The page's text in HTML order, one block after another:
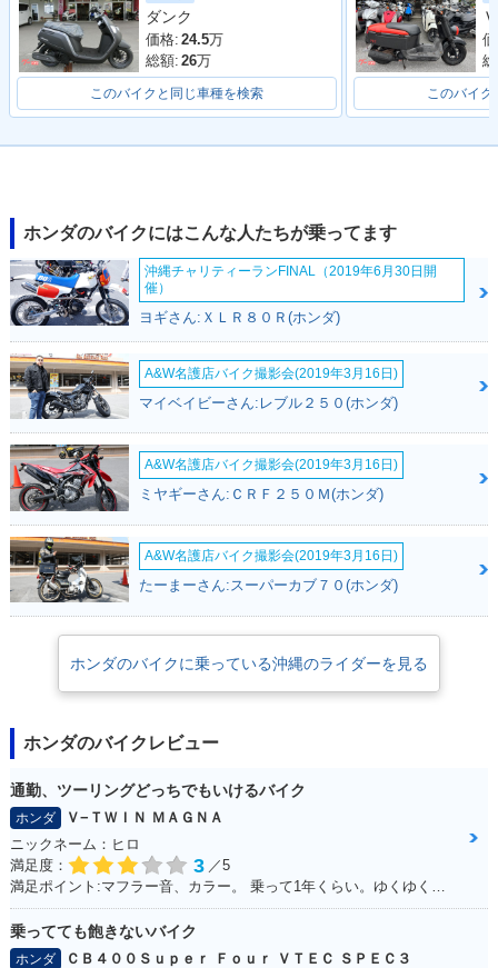
ンジ
別・限定仕様
別・限定仕様
2006年 ZOOMER D
ELUXE・追加
2005年 ZOOMER・
カラーチェンジ
2004年 ZOOMER S
pecial Color・特
2003年 ZOOMER・
マイナーチェンジ
2003年 ZOOMER・
追加
2003年 ZOOMER・
カラーチェンジ
2002年 ZOOMER S
pecial・特別・限定
仕様
2001年 ZOOMER・
新登場
ダンク
価格: 24.5万
総額: 26万
このバイクと同じ車種を検索 このバイク
ホンダのバイクにはこんな人たちが乗ってます
沖縄チャリティーランFINAL（2019年6月30日開
催）
ヨギさん:ＸＬＲ８０Ｒ(ホンダ)
A&W名護店バイク撮影会(2019年3月16日)
マイベイビーさん:レブル２５０(ホンダ)
A&W名護店バイク撮影会(2019年3月16日)
ミヤギーさん:ＣＲＦ２５０Ｍ(ホンダ)
A&W名護店バイク撮影会(2019年3月16日)
たーまーさん:スーパーカブ７０(ホンダ)
ホンダのバイクに乗っている沖縄のライダーを見る
ホンダのバイクレビュー
通勤、ツーリングどっちでもいけるバイク
ホンダ
Ｖ−ＴＷＩＮ ＭＡＧＮＡ
ニックネーム：ヒロ
満足度：
3 ／5
乗ってても飽きないバイク
ホンダ
ＣＢ４００Ｓｕｐｅｒ Ｆｏｕｒ ＶＴＥＣ ＳＰＥＣ３